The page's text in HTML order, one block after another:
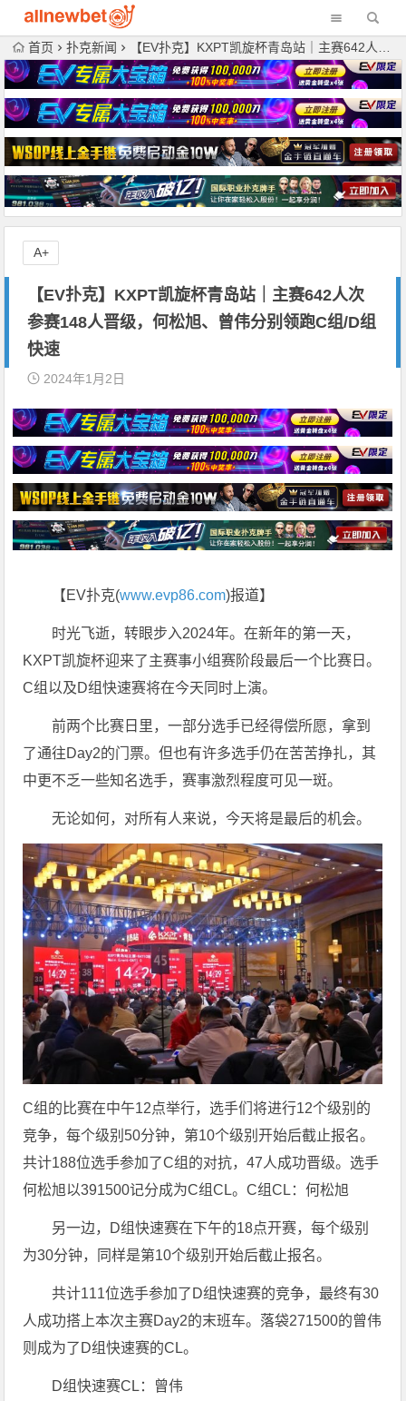
首页 扑克新闻 【EV扑克】KXPT凯旋杯青岛站｜主赛642人次参赛148人晋级，何松旭、曾伟分别领跑C组/D组快速
【EV扑克】KXPT凯旋杯青岛站｜主赛642人次
参赛148人晋级，何松旭、曾伟分别领跑C组/D组
快速
2024年1月2日
【EV扑克(www.evp86.com)报道】
时光飞逝，转眼步入2024年。在新年的第一天，
KXPT凯旋杯迎来了主赛事小组赛阶段最后一个比赛日。
C组以及D组快速赛将在今天同时上演。
前两个比赛日里，一部分选手已经得偿所愿，拿到
了通往Day2的门票。但也有许多选手仍在苦苦挣扎，其
中更不乏一些知名选手，赛事激烈程度可见一斑。
无论如何，对所有人来说，今天将是最后的机会。
C组的比赛在中午12点举行，选手们将进行12个级别的
竞争，每个级别50分钟，第10个级别开始后截止报名。
共计188位选手参加了C组的对抗，47人成功晋级。选手
何松旭以391500记分成为C组CL。C组CL：何松旭
另一边，D组快速赛在下午的18点开赛，每个级别
为30分钟，同样是第10个级别开始后截止报名。
共计111位选手参加了D组快速赛的竞争，最终有30
人成功搭上本次主赛Day2的末班车。落袋271500的曾伟
则成为了D组快速赛的CL。
D组快速赛CL：曾伟
A+